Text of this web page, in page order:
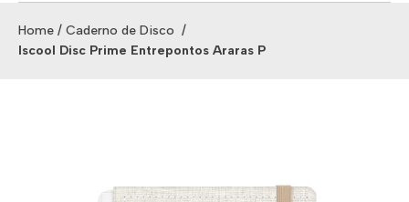
Home / Caderno de Disco /
Iscool Disc Prime Entrepontos Araras P